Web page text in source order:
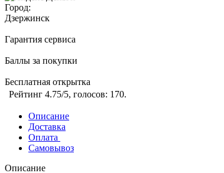
Город:
Дзержинск
Гарантия сервиса
Баллы за покупки
Бесплатная открытка
Рейтинг 4.75/5, голосов: 170.
Описание
Доставка
Оплата
Самовывоз
Описание